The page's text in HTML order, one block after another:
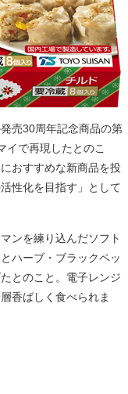
売30周年記念商品の第
イで再現したとのこ
おすすめな新商品を投
性化を目指す」として
ンを練り込んだソフト
ハーブ・ブラックペッ
とのこと。電子レンジ
香ばしく食べられま